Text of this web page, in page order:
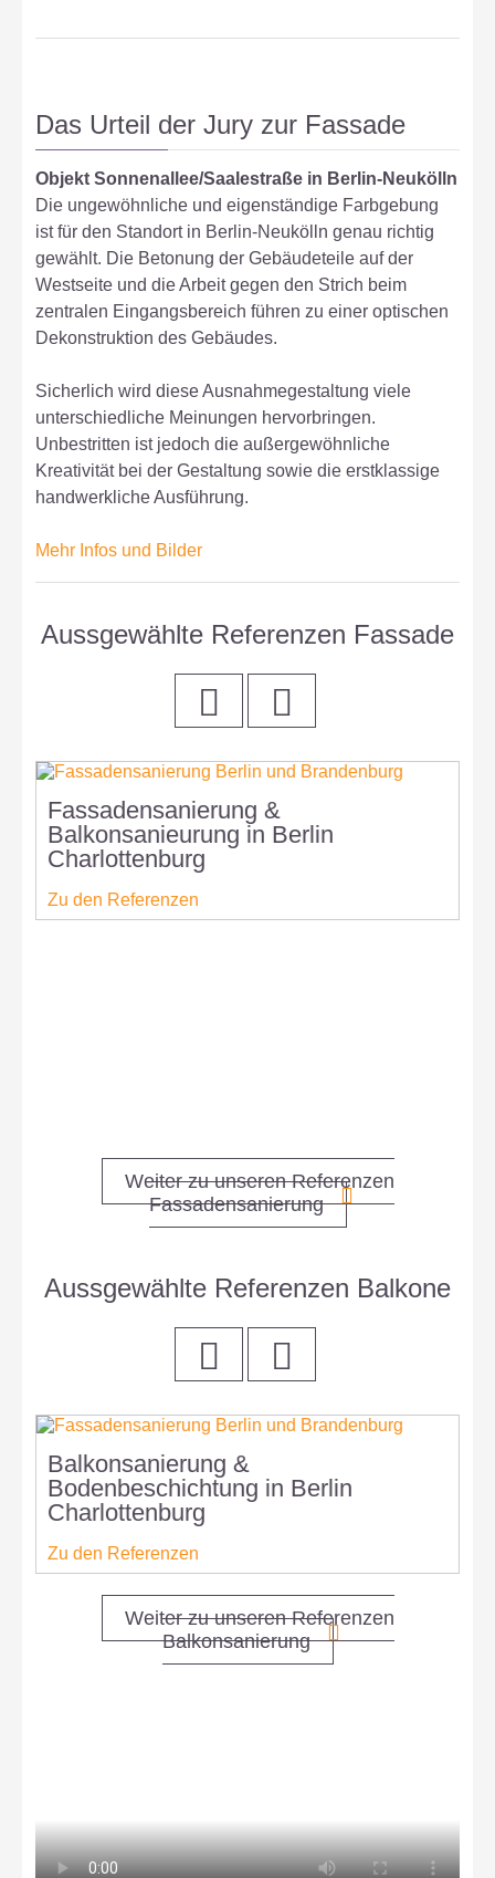
Das Urteil der Jury zur Fassade
Objekt Sonnenallee/Saalestraße in Berlin-Neukölln
Die ungewöhnliche und eigenständige Farbgebung
ist für den Standort in Berlin-Neukölln genau richtig
gewählt. Die Betonung der Gebäudeteile auf der
Westseite und die Arbeit gegen den Strich beim
zentralen Eingangsbereich führen zu einer optischen
Dekonstruktion des Gebäudes.
Sicherlich wird diese Ausnahmegestaltung viele
unterschiedliche Meinungen hervorbringen.
Unbestritten ist jedoch die außergewöhnliche
Kreativität bei der Gestaltung sowie die erstklassige
handwerkliche Ausführung.
Mehr Infos und Bilder
Aussgewählte Referenzen Fassade
Fassadensanierung &
Balkonsanieurung in Berlin
Charlottenburg
Zu den Referenzen
Weiter zu unseren Referenzen
Fassadensanierung
Aussgewählte Referenzen Balkone
Balkonsanierung &
Bodenbeschichtung in Berlin
Charlottenburg
Zu den Referenzen
Weiter zu unseren Referenzen
Balkonsanierung